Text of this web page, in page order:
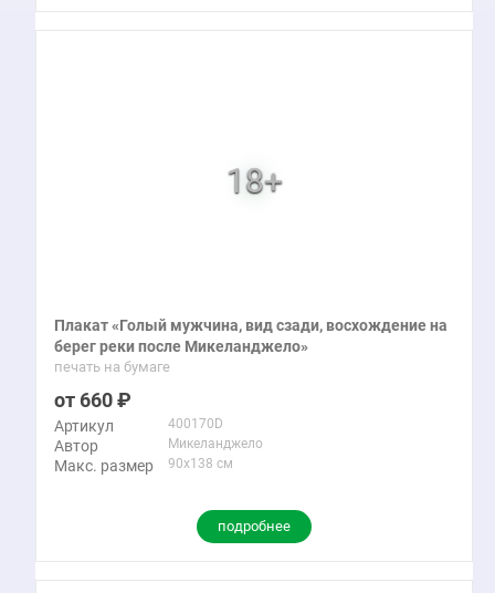
Плакат «Голый мужчина, вид сзади, восхождение на
берег реки после Микеланджело»
печать на бумаге
660
Артикул 400170D
Автор Микеланджело
Макс. размер 90x138 см
подробнее